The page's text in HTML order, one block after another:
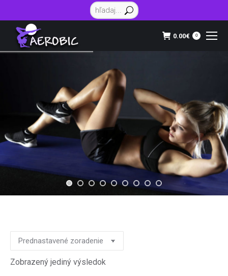
Vyhľadávanie:
0.00€ 0
Zobrazený jediný výsledok